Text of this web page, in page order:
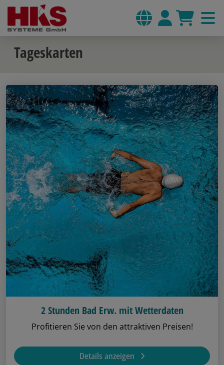
Tageskarten
2 Stunden Bad Erw. mit Wetterdaten
Profitieren Sie von den attraktiven Preisen!
Details anzeigen